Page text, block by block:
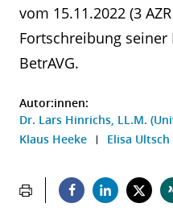
vom 15.11.2022 (3
Fortschreibung seiner
BetrAVG.
Autor:innen:
Dr. Lars Hinrichs, LL.M.
Klaus Heeke
Elisa Ultsch